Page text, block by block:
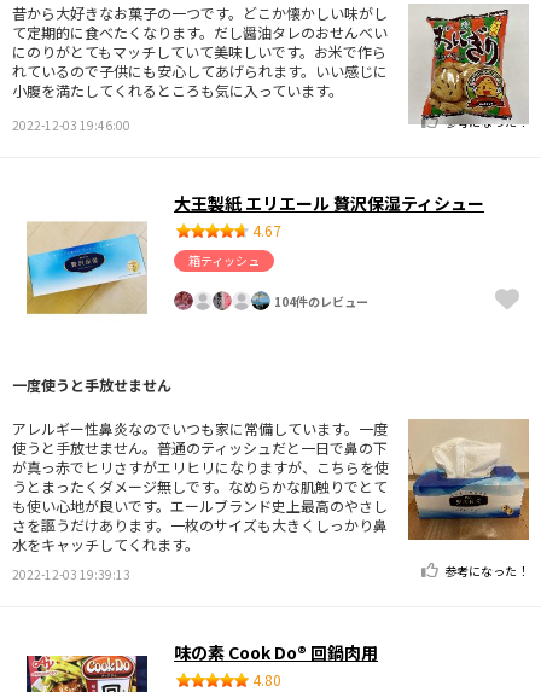
昔から大好きなお菓子の一つです。どこか懐かしい味がし
て定期的に食べたくなります。だし醤油タレのおせんべい
にのりがとてもマッチしていて美味しいです。お米で作ら
れているので子供にも安心してあげられます。いい感じに
小腹を満たしてくれるところも気に入っています。
2022-12-03 19:46:00 参考になった！
大王製紙 エリエール 贅沢保湿ティシュー
4.67
箱ティッシュ
104件のレビュー
一度使うと手放せません
アレルギー性鼻炎なのでいつも家に常備しています。一度
使うと手放せません。普通のティッシュだと一日で鼻の下
が真っ赤でヒリさすがエリヒリになりますが、こちらを使
うとまったくダメージ無しです。なめらかな肌触りでとて
も使い心地が良いです。エールブランド史上最高のやさし
さを謳うだけあります。一枚のサイズも大きくしっかり鼻
水をキャッチしてくれます。
2022-12-03 19:39:13 参考になった！
味の素 Cook Do® 回鍋肉用
4.80